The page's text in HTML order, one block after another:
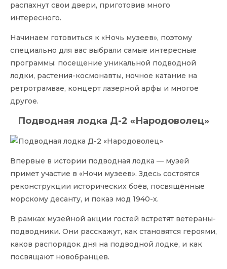
распахнут свои двери, приготовив много
интересного.
Начинаем готовиться к «Ночь музеев», поэтому
специально для вас выбрали самые интересные
программы: посещение уникальной подводной
лодки, растения-космонавты, ночное катание на
ретротрамвае, концерт лазерной арфы и многое
другое.
Подводная лодка Д-2 «Народоволец»
Впервые в истории подводная лодка — музей
примет участие в «Ночи музеев». Здесь состоятся
реконструкции исторических боёв, посвящённые
морскому десанту, и показ мод 1940-х.
В рамках музейной акции гостей встретят ветераны-
подводники. Они расскажут, как становятся героями,
каков распорядок дня на подводной лодке, и как
посвящают новобранцев.